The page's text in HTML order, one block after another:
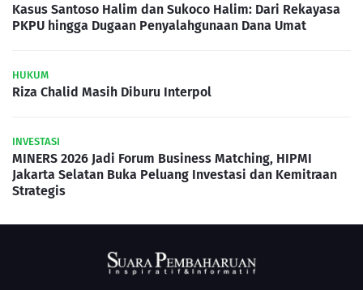
Kasus Santoso Halim dan Sukoco Halim: Dari Rekayasa
PKPU hingga Dugaan Penyalahgunaan Dana Umat
HUKUM
Riza Chalid Masih Diburu Interpol
INVESTASI
MINERS 2026 Jadi Forum Business Matching, HIPMI
Jakarta Selatan Buka Peluang Investasi dan Kemitraan
Strategis